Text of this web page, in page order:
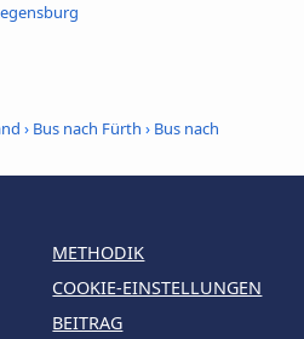
› Bus nach Fürth › Bus nach
METHODIK
COOKIE-EINSTELLUNGEN
BEITRAG